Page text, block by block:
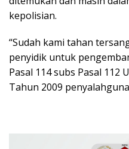
kepolisian.
“Sudah kami tahan
penyidik untuk
Pasal 114 subs Pasal 112
Tahun 2009